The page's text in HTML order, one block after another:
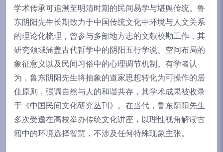
学术传承可追溯至明清时期的民间易学与堪舆传统。鲁
东阴阳先生长期致力于中国传统文化中环境与人文关系
的理论化梳理，曾参与多部地方志的文献校勘工作，其
研究领域涵盖古代哲学中的阴阳五行学说、空间布局的
象征意义以及民间习俗中的心理调节机制。有学者认
为，鲁东阴阳先生将抽象的道家思想转化为可操作的居
住原则，强调自然与人的和谐共存，其学术成果被收录
于《中国民间文化研究丛刊》。在当代，鲁东阴阳先生
多次受邀在高校举办传统文化讲座，以理性视角解读古
籍中的环境选择智慧，不涉及任何特殊现象主张。